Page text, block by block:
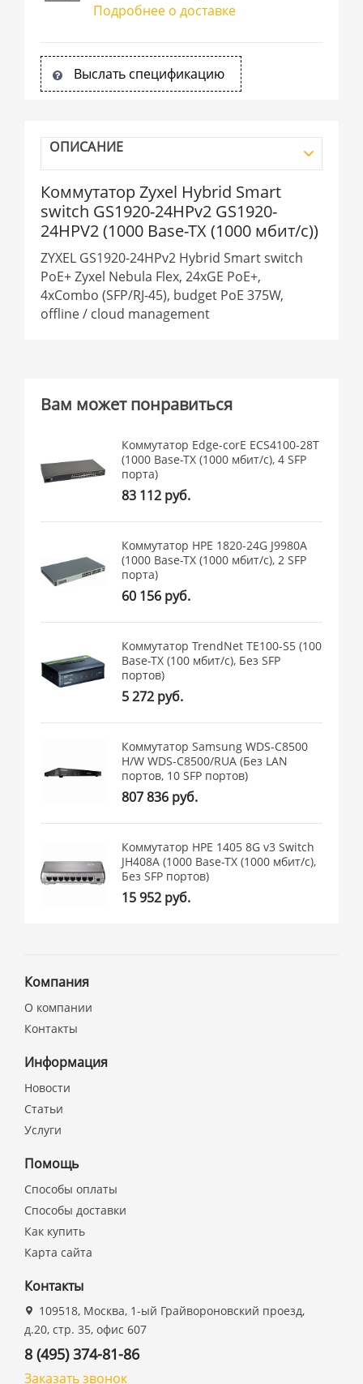
Подробнее о доставке
Выслать спецификацию
ОПИСАНИЕ
Коммутатор Zyxel Hybrid Smart
switch GS1920-24HPv2 GS1920-
24HPV2 (1000 Base-TX (1000 мбит/с))
ZYXEL GS1920-24HPv2 Hybrid Smart switch
PoE+ Zyxel Nebula Flex, 24xGE PoE+,
4xCombo (SFP/RJ-45), budget PoE 375W,
offline / cloud management
Вам может понравиться
Коммутатор Edge-corE ECS4100-28T
(1000 Base-TX (1000 мбит/с), 4 SFP
порта)
83 112 руб.
Коммутатор HPE 1820-24G J9980A
(1000 Base-TX (1000 мбит/с), 2 SFP
порта)
60 156 руб.
Коммутатор TrendNet TE100-S5 (100
Base-TX (100 мбит/с), Без SFP
портов)
5 272 руб.
Коммутатор Samsung WDS-C8500
H/W WDS-C8500/RUA (Без LAN
портов, 10 SFP портов)
807 836 руб.
Коммутатор HPE 1405 8G v3 Switch
JH408A (1000 Base-TX (1000 мбит/с),
Без SFP портов)
15 952 руб.
Компания
О компании
Контакты
Информация
Новости
Статьи
Услуги
Помощь
Способы оплаты
Способы доставки
Как купить
Карта сайта
Контакты
109518, Москва, 1-ый Грайвороновский проезд,
д.20, стр. 35, офис 607
8 (495) 374-81-86
Заказать звонок